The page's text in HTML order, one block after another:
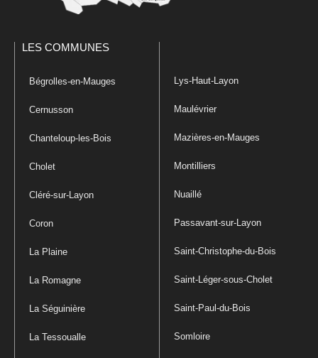
LES COMMUNES
Bégrolles-en-Mauges
Cernusson
Chanteloup-les-Bois
Cholet
Cléré-sur-Layon
Coron
La Plaine
La Romagne
La Séguinière
La Tessoualle
Lys-Haut-Layon
Maulévrier
Mazières-en-Mauges
Montilliers
Nuaillé
Passavant-sur-Layon
Saint-Christophe-du-Bois
Saint-Léger-sous-Cholet
Saint-Paul-du-Bois
Somloire